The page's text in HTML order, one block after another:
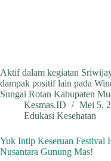
Aktif dalam kegiatan
dampak positif lain pada
Sungai Rotan Kabupaten
Kesmas.ID
Mei 5,
Edukasi Kesehatan
Yuk Intip Keseruan Festival
Nusantara Gunung Mas!